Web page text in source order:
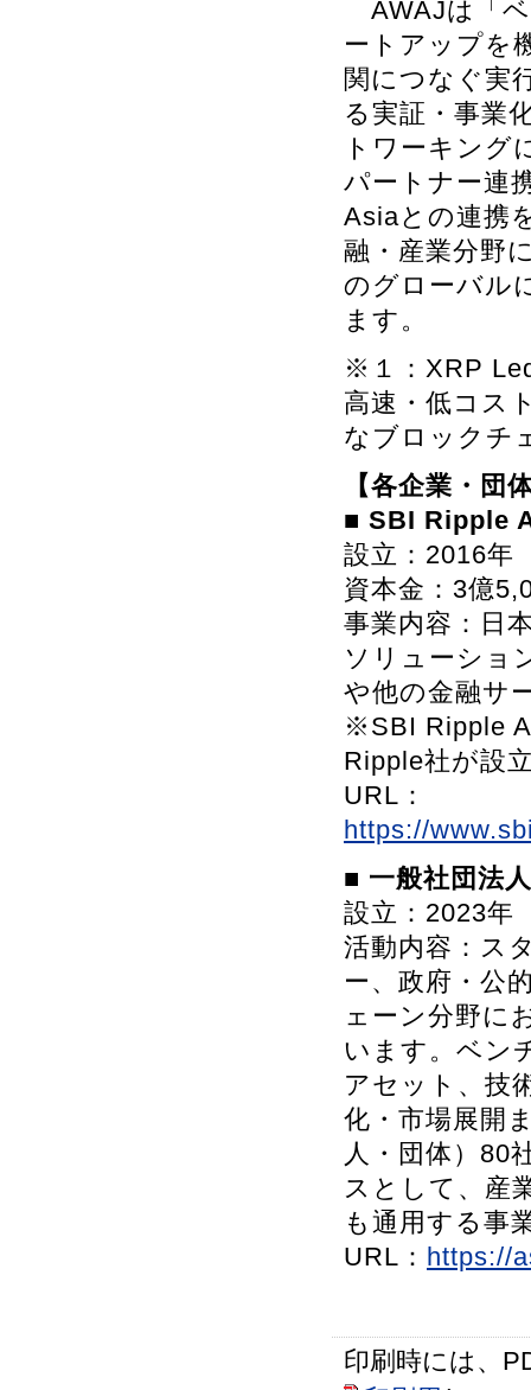
AWAJは「
ートアップを
関につなぐ実
る実証・事業
トワーキング
パートナー連
Asiaとの連携
融・産業分野
のグローバル
ます。
※１：XRP
高速・低コス
なブロックチ
【各企業・団
■ SBI Ripple
設立：2016年
資本金：3億
事業内容：日
ソリューショ
や他の金融サ
※SBI Ripple
Ripple社が設
URL：
https://
■ 一般社団法
設立：2023年
活動内容：ス
ー、政府・公
ェーン分野に
います。ベン
アセット、技
化・市場展開
人・団体）80
スとして、産
も通用する事
URL： https://
印刷時には、